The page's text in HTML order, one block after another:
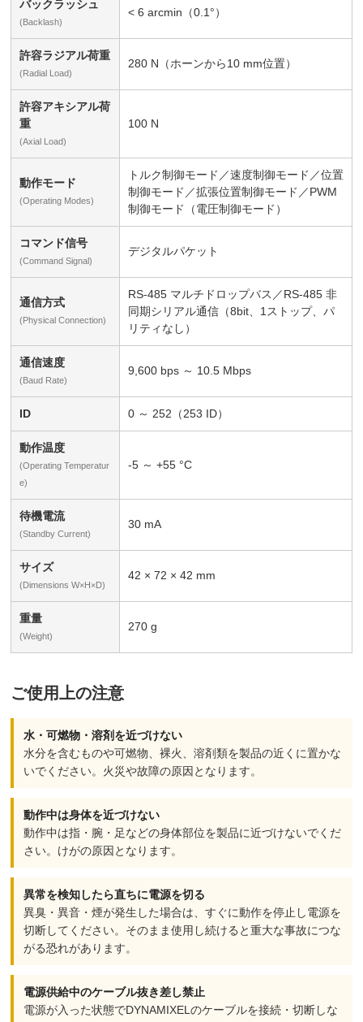
バックラッシュ
(Backlash)
< 6 arcmin（0.1°）
許容ラジアル荷重
(Radial Load)
280 N（ホーンから10 mm位置）
許容アキシアル荷
重
(Axial Load)
100 N
動作モード
(Operating Modes)
トルク制御モード／速度制御モード／位置
制御モード／拡張位置制御モード／PWM
制御モード（電圧制御モード）
コマンド信号
(Command Signal)
デジタルパケット
通信方式
(Physical Connection)
RS-485 マルチドロップバス／RS-485 非
同期シリアル通信（8bit、1ストップ、パ
リティなし）
通信速度
(Baud Rate)
9,600 bps ～ 10.5 Mbps
ID 0 ～ 252（253 ID）
動作温度
(Operating Temperatur
e)
-5 ～ +55 °C
待機電流
(Standby Current)
30 mA
サイズ
(Dimensions W×H×D)
42 × 72 × 42 mm
重量
(Weight)
270 g
ご使用上の注意
水・可燃物・溶剤を近づけない
水分を含むものや可燃物、裸火、溶剤類を製品の近くに置かな
いでください。火災や故障の原因となります。
動作中は身体を近づけない
動作中は指・腕・足などの身体部位を製品に近づけないでくだ
さい。けがの原因となります。
異常を検知したら直ちに電源を切る
異臭・異音・煙が発生した場合は、すぐに動作を停止し電源を
切断してください。そのまま使用し続けると重大な事故につな
がる恐れがあります。
電源供給中のケーブル抜き差し禁止
電源が入った状態でDYNAMIXELのケーブルを接続・切断しな